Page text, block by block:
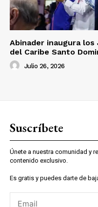
Abinader inaugura
del Caribe Santo
Julio 26, 2026
Suscríbete
Únete a nuestra comunidad y
contenido exclusivo.
Es gratis y puedes darte de